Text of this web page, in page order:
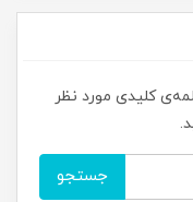
کلیدی مورد نظر
جستجو